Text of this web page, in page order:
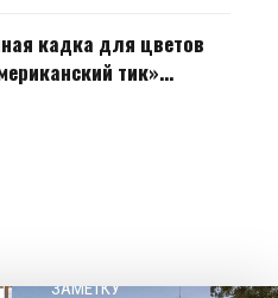
кадка для цветов
тик»
Англия
ЗАМЕТКУ